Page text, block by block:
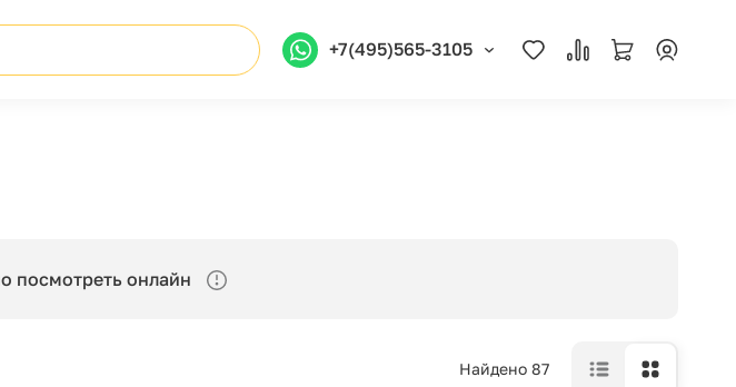
+7(495)565-3105
посмотреть онлайн
Найдено 87